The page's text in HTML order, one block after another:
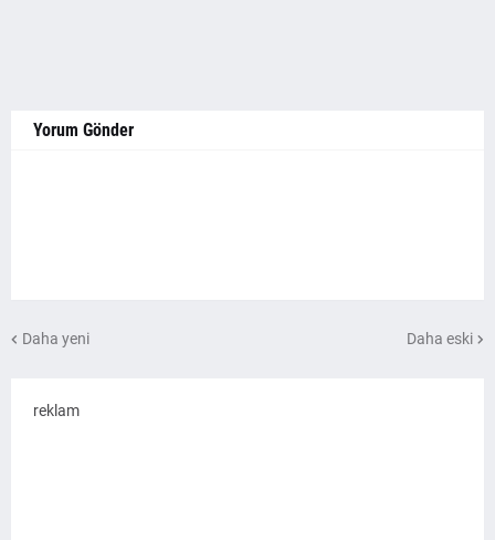
Yorum Gönder
Daha yeni Daha eski
reklam